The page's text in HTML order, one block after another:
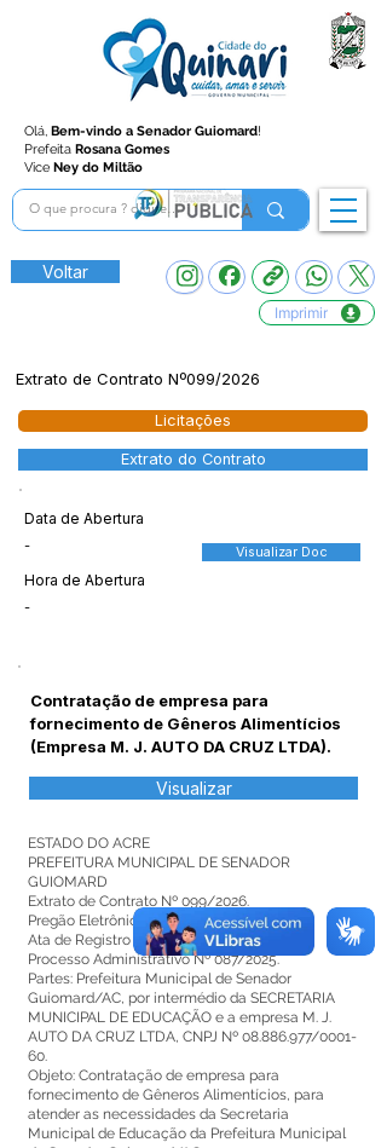
Olá, Bem-vindo a Senador Guiomard!
Prefeita Rosana Gomes
Vice Ney do Miltão
Voltar
Imprimir
Extrato de Contrato Nº099/2026
Licitações
Extrato do Contrato
Data de Abertura
-
Hora de Abertura
-
Visualizar Doc
Contratação de empresa para
fornecimento de Gêneros Alimentícios
(Empresa M. J. AUTO DA CRUZ LTDA).
Visualizar
ESTADO DO ACRE
PREFEITURA MUNICIPAL DE SENADOR
GUIOMARD
Extrato de Contrato Nº 099/2026.
Pregão Eletrônico SRP N° 014/2025.
Ata de Registro de Preços Nº 046/2025.
Processo Administrativo Nº 087/2025.
Partes: Prefeitura Municipal de Senador
Guiomard/AC, por intermédio da SECRETARIA
MUNICIPAL DE EDUCAÇÃO e a empresa M. J.
AUTO DA CRUZ LTDA, CNPJ Nº 08.886.977/0001-
60.
Objeto: Contratação de empresa para
fornecimento de Gêneros Alimentícios, para
atender as necessidades da Secretaria
Municipal de Educação da Prefeitura Municipal